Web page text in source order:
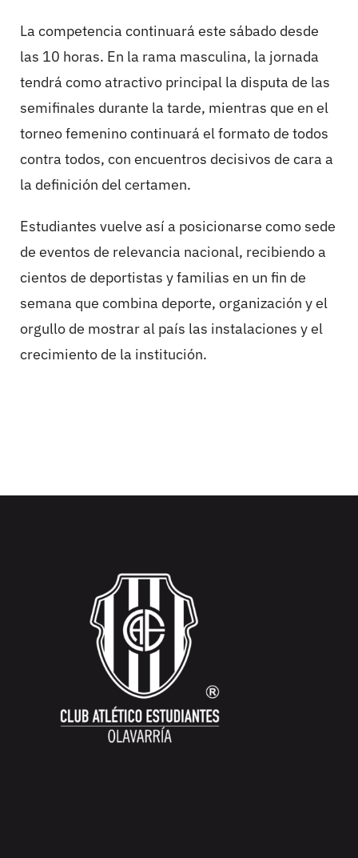
La competencia continuará este sábado desde
las 10 horas. En la rama masculina, la jornada
tendrá como atractivo principal la disputa de las
semifinales durante la tarde, mientras que en el
torneo femenino continuará el formato de todos
contra todos, con encuentros decisivos de cara a
la definición del certamen.
Estudiantes vuelve así a posicionarse como sede
de eventos de relevancia nacional, recibiendo a
cientos de deportistas y familias en un fin de
semana que combina deporte, organización y el
orgullo de mostrar al país las instalaciones y el
crecimiento de la institución.